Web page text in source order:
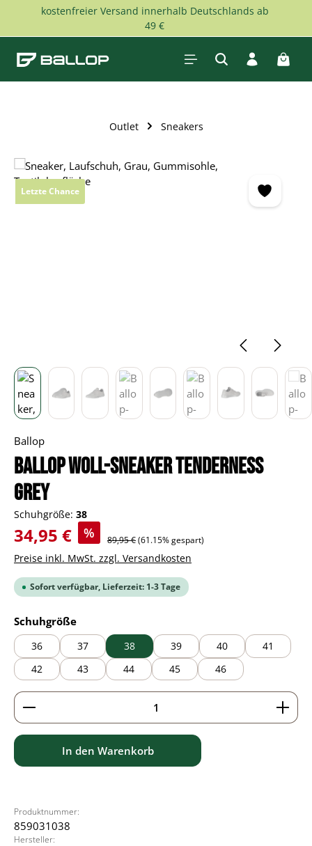
Zum Hauptinhalt springen
kostenfreier Versand innerhalb Deutschlands ab
49 €
Outlet Sneakers
Bildergalerie überspringen
Letzte Chance
Ballop
BALLOP Woll-Sneaker Tenderness
grey
Schuhgröße: 38
Verkaufspreis:
34,95 € % Regulärer Preis:
89,95 €(61.15% gespart)
Preise inkl. MwSt. zzgl. Versandkosten
Sofort verfügbar, Lieferzeit: 1-3 Tage
Schuhgrößeauswählen
36 37 38 39 40
41
42
43 44 45 46
Produkt Anzahl: Gib den gewünschten Wert ein
In den Warenkorb
Produktnummer:
859031038
Hersteller: